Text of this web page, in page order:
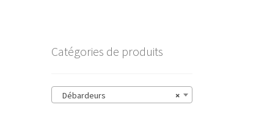
Catégories de produits
×
Débardeurs